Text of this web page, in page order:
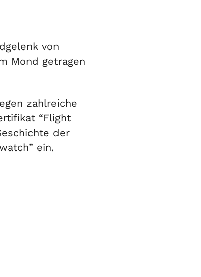
von
Mond getragen
zahlreiche
“Flight
der
ein.